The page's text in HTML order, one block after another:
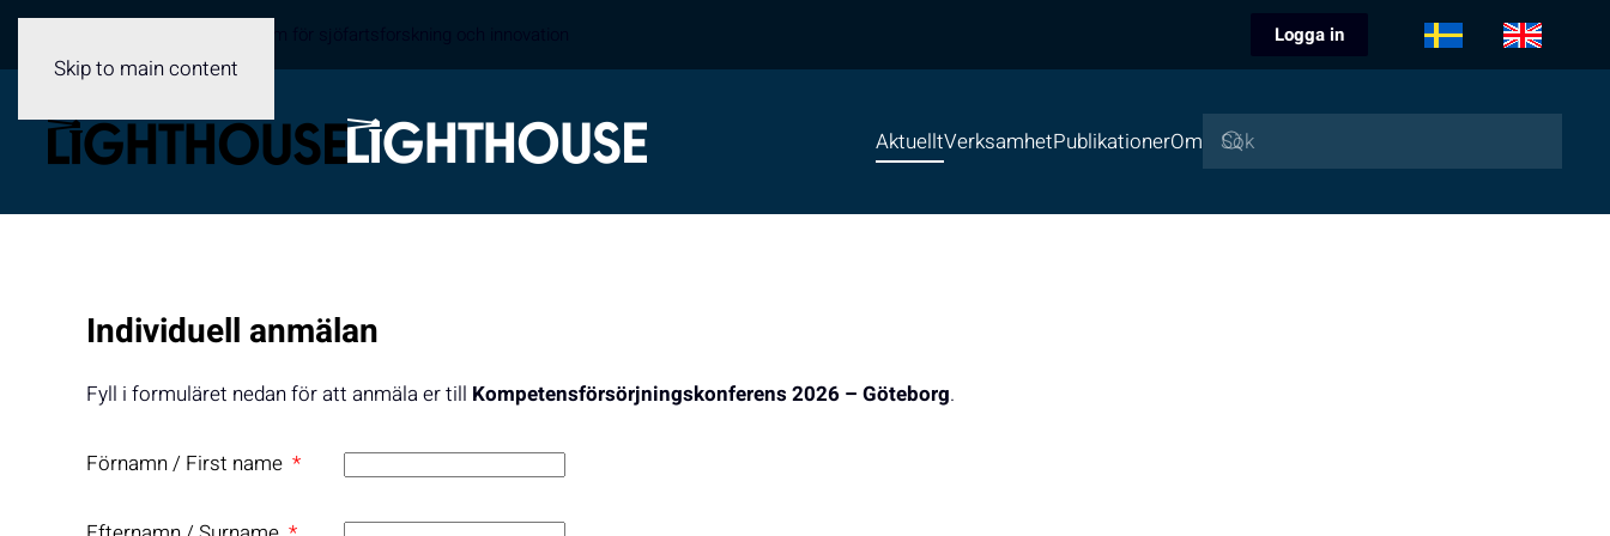
Skip to main content
Logga in
AktuelltVerksamhetPublikationerOm
Individuell anmälan
Fyll i formuläret nedan för att anmäla er till Kompetensförsörjningskonferens 2026 – Göteborg.
Förnamn / First name *